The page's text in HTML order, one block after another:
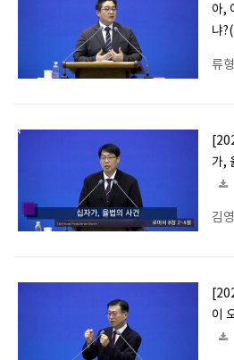
아,
냐
류
가,
김
이